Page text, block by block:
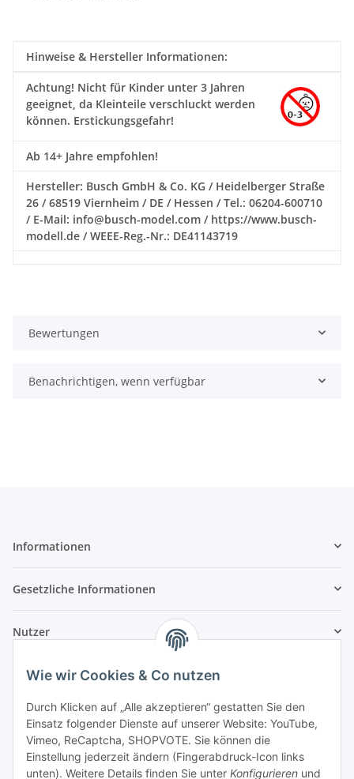
Wie wir Cookies & Co nutzen
Durch Klicken auf „Alle akzeptieren“ gestatten Sie den
Einsatz folgender Dienste auf unserer Website: YouTube,
Vimeo, ReCaptcha, SHOPVOTE. Sie können die
Einstellung jederzeit ändern (Fingerabdruck-Icon links
unten). Weitere Details finden Sie unter Konfigurieren und
Hinweise & Hersteller Informationen:
Achtung! Nicht für Kinder unter 3 Jahren
geeignet, da Kleinteile verschluckt werden
können. Erstickungsgefahr!
Ab 14+ Jahre empfohlen!
Hersteller: Busch GmbH & Co. KG / Heidelberger Straße
26 / 68519 Viernheim / DE / Hessen / Tel.: 06204-600710
/ E-Mail: info@busch-model.com / https://www.busch-
modell.de / WEEE-Reg.-Nr.: DE41143719
Bewertungen
Benachrichtigen, wenn verfügbar
Informationen
Gesetzliche Informationen
Nutzer